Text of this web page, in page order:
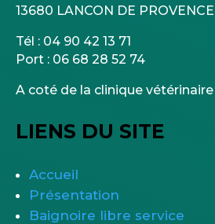
13680 LANCON DE PROVENCE
Tél : 04 90 42 13 71
Port : 06 68 28 52 74
A coté de la clinique vétérinaire
LIENS DU SITE
Accueil
Présentation
Baignoire libre service